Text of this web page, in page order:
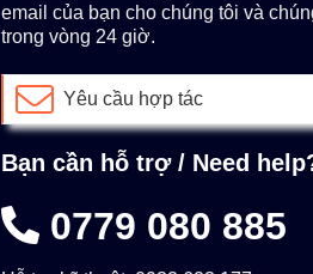
email của bạn cho chúng tôi và
trong vòng 24 giờ.
Yêu cầu hợp tác
Bạn cần hỗ trợ / Need
0779 080 885